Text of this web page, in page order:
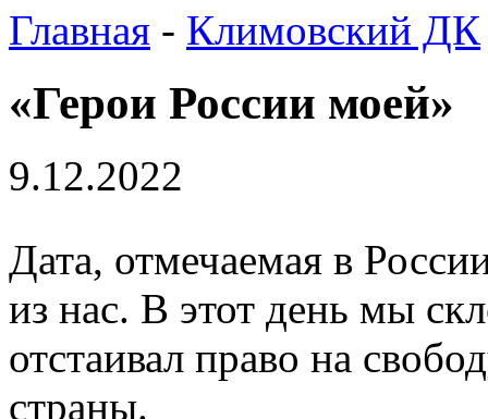
Главная - Климовский ДК
«Герои России моей»
9.12.2022
Дата, отмечаемая в
из нас. В этот день мы
отстаивал право на
страны.